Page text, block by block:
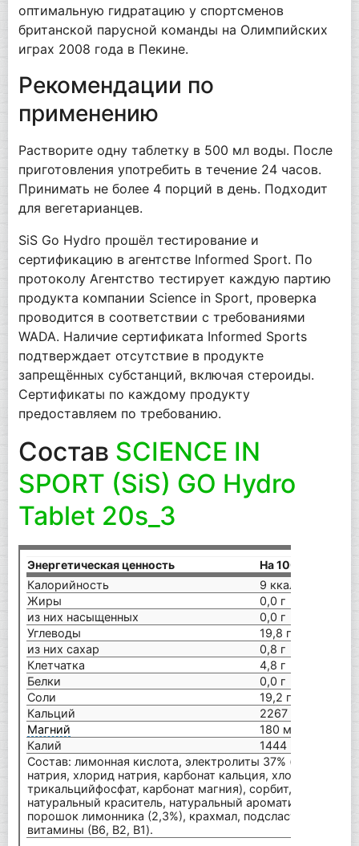
оптимальную гидратацию у спортсменов
британской парусной команды на Олимпийских
играх 2008 года в Пекине.
Рекомендации по
применению
Растворите одну таблетку в 500 мл воды. После
приготовления употребить в течение 24 часов.
Принимать не более 4 порций в день. Подходит
для вегетарианцев.
SiS Go Hydro прошёл тестирование и
сертификацию в агентстве Informed Sport. По
протоколу Агентство тестирует каждую партию
продукта компании Science in Sport, проверка
проводится в соответствии с требованиями
WADA. Наличие сертификата Informed Sports
подтверждает отсутствие в продукте
запрещённых субстанций, включая стероиды.
Сертификаты по каждому продукту
предоставляем по требованию.
Состав SCIENCE IN
SPORT (SiS) GO Hydro
Tablet 20s_3
Энергетическая ценность
На 100 г
Калорийность
9 ккал
Жиры
0,0 г
из них насыщенных
0,0 г
Углеводы
19,8 г
из них сахар
0,8 г
Клетчатка
4,8 г
Белки
0,0 г
Соли
19,2 г
Кальций
2267 мг
Магний
180 мг
Калий
1444 мг
Состав: лимонная кислота, электролиты 37% (бикарбонат
натрия, хлорид натрия, карбонат кальция, хлорид калия,
трикальцийфосфат, карбонат магния), сорбит, инулин,
натуральный краситель, натуральный ароматизатор,
порошок лимонника (2,3%), крахмал, подсластитель,
витамины (В6, В2, B1).